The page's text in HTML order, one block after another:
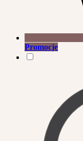
Promocje